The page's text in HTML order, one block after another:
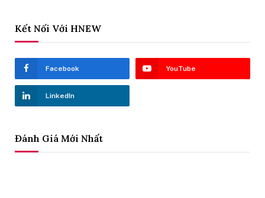
Kết Nối Với HNEW
Facebook YouTube
LinkedIn
Đánh Giá Mới Nhất